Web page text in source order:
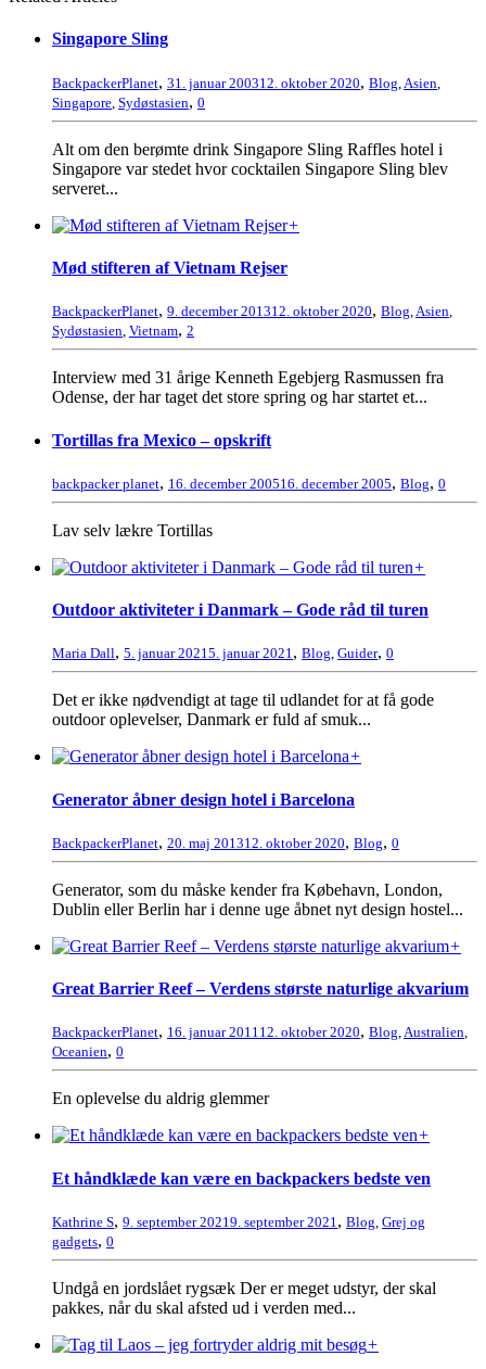
Singapore Sling
BackpackerPlanet, 31. januar 200312. oktober 2020, Blog Asien
Singapore Sydøstasien, 0
Alt om den berømte drink Singapore Sling Raffles hotel i
Singapore var stedet hvor cocktailen Singapore Sling blev
serveret...
+
Mød stifteren af Vietnam Rejser
BackpackerPlanet, 9. december 201312. oktober 2020, Blog,Asien,
Sydøstasien, Vietnam, 2
Interview med 31 årige Kenneth Egebjerg Rasmussen fra
Odense, der har taget det store spring og har startet et...
Tortillas fra Mexico – opskrift
backpacker planet, 16. december 200516. december 2005, Blog, 0
Lav selv lækre Tortillas
+
Outdoor aktiviteter i Danmark – Gode råd til turen
Maria Dall, 5. januar 20215. januar 2021, Blog, Guider, 0
Det er ikke nødvendigt at tage til udlandet for at få gode
outdoor oplevelser, Danmark er fuld af smuk...
+
Generator åbner design hotel i Barcelona
BackpackerPlanet, 20. maj 201312. oktober 2020, Blog, 0
Generator, som du måske kender fra Købehavn, London,
Dublin eller Berlin har i denne uge åbnet nyt design hostel...
+
Great Barrier Reef – Verdens største naturlige akvarium
BackpackerPlanet, 16. januar 201112. oktober 2020, Blog,Australien,
Oceanien, 0
En oplevelse du aldrig glemmer
+
Et håndklæde kan være en backpackers bedste ven
Kathrine S, 9. september 2021 9. september 2021 , Blog Grej og
gadgets, 0
Undgå en jordslået rygsæk Der er meget udstyr, der skal
pakkes, når du skal afsted ud i verden med...
+